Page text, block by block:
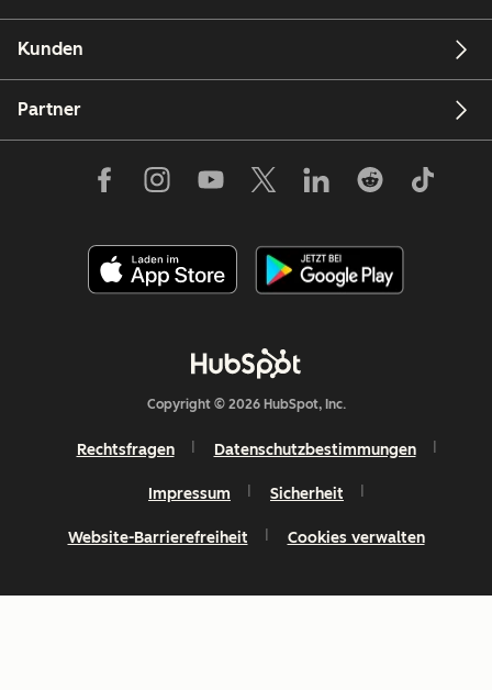
Kunden
Partner
Copyright © 2026 HubSpot, Inc.
Rechtsfragen Datenschutzbestimmungen
Impressum Sicherheit
Website-Barrierefreiheit Cookies verwalten